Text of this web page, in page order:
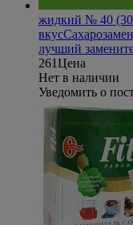
жидкий № 40 (30
вкус
лучший
261Цена
Нет в наличии
Уведомить о